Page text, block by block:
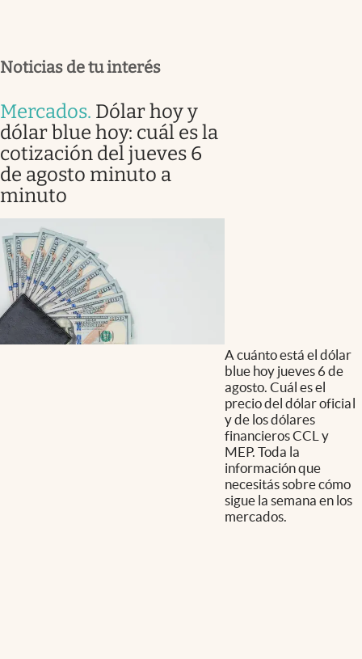
Noticias de tu interés
Mercados. Dólar hoy y
dólar blue hoy: cuál es la
cotización del jueves 6
de agosto minuto a
minuto
A cuánto está el dólar
blue hoy jueves 6 de
agosto. Cuál es el
precio del dólar oficial
y de los dólares
financieros CCL y
MEP. Toda la
información que
necesitás sobre cómo
sigue la semana en los
mercados.